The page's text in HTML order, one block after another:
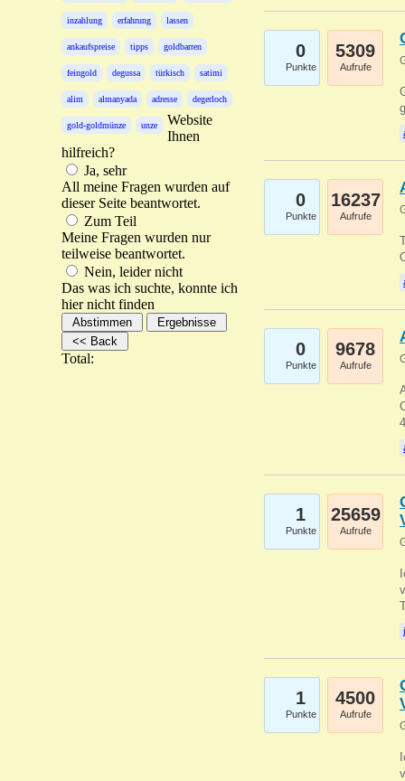
inzahlung erfahrung lassen
ankaufspreise tipps goldbarren
feingold degussa türkisch satimi
alim almanyada adresse degerloch
gold-goldmünze unze
Website
Ihnen
hilfreich?
Ja, sehr
All meine Fragen wurden auf
dieser Seite beantwortet.
Zum Teil
Meine Fragen wurden nur
teilweise beantwortet.
Nein, leider nicht
Das was ich suchte, konnte ich
hier nicht finden
Total:
0
Punkte
5309
Aufrufe
0
Punkte
16237
Aufrufe
0
Punkte
9678
Aufrufe
1
Punkte
25659
Aufrufe
1
Punkte
4500
Aufrufe